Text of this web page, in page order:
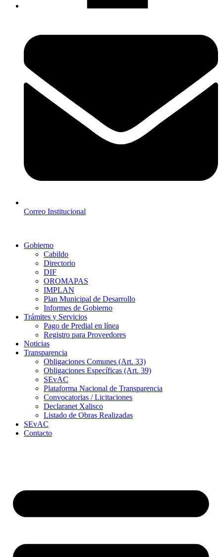
Correo Institucional
Gobierno
Cabildo
Directorio
DIF
OROMAPAS
IMPLAN
Plan Municipal de Desarrollo
Informes de Gobierno
Trámites y Servicios
Pago de Predial en línea
Registro para Proveedores
Noticias
Transparencia
Obligaciones Comunes (Art. 33)
Obligaciones Específicas (Art. 39)
SEvAC
Plataforma Nacional de Transparencia
Convocatorias / Licitaciones
Declaranet Xalisco
Listado de Obras Realizadas
SEvAC
Contacto